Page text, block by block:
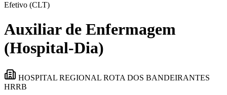
Cadastrar Empresa
Publicidade Legal
Política
Eleições
Segurança
Cultura
Efetivo (CLT)
Auxiliar de Enfermagem
(Hospital-Dia)
HOSPITAL REGIONAL ROTA DOS BANDEIRANTES
HRRB